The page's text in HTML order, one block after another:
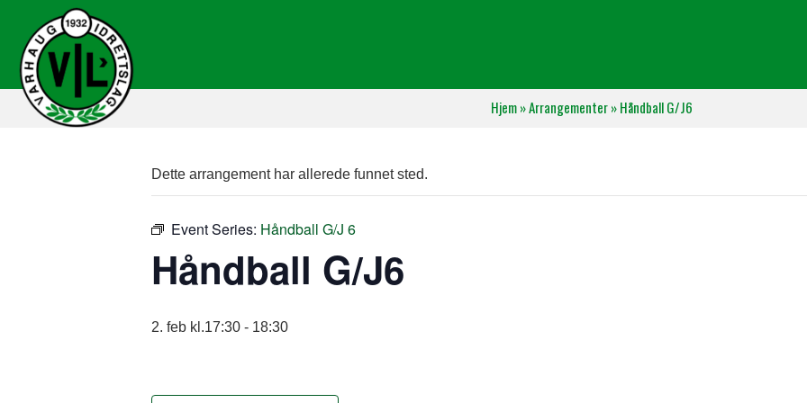
Hjem»Arrangementer»Håndball G/J6
Dette arrangement har allerede funnet sted.
Event Series: Håndball G/J 6
Håndball G/J6
2. feb kl.17:30 - 18:30